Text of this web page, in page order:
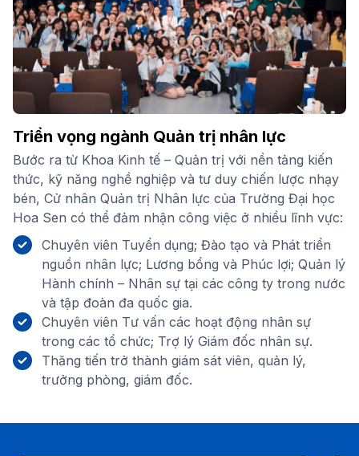
Triển vọng ngành Quản trị nhân lực
Bước ra từ Khoa Kinh tế – Quản trị với nền tảng kiến
thức, kỹ năng nghề nghiệp và tư duy chiến lược nhạy
bén, Cử nhân Quản trị Nhân lực của Trường Đại học
Hoa Sen có thể đảm nhận công việc ở nhiều lĩnh vực:
Chuyên viên Tuyển dụng; Đào tạo và Phát triển
nguồn nhân lực; Lương bổng và Phúc lợi; Quản lý
Hành chính – Nhân sự tại các công ty trong nước
và tập đoàn đa quốc gia.
Chuyên viên Tư vấn các hoạt động nhân sự
trong các tổ chức; Trợ lý Giám đốc nhân sự.
Thăng tiến trở thành giám sát viên, quản lý,
trưởng phòng, giám đốc.